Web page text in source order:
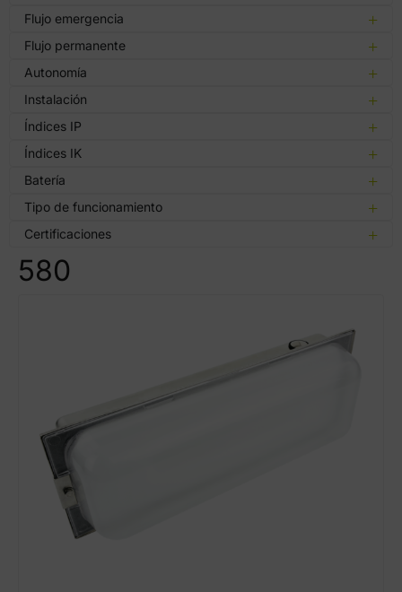
Flujo emergencia
Flujo permanente
Autonomía
Instalación
Índices IP
Índices IK
Batería
Tipo de funcionamiento
Certificaciones
580